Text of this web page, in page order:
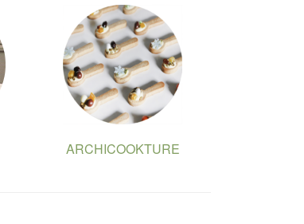
ARCHICOOKTURE